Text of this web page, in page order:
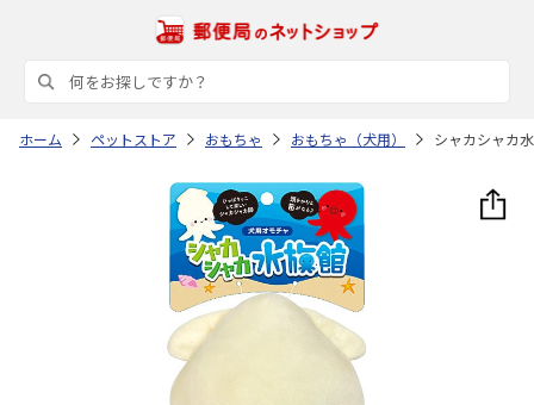
ホーム ペットストア おもちゃ おもちゃ（犬用） シャカシャカ